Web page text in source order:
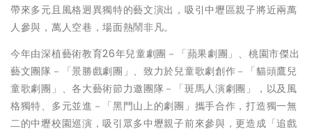
帶來多元且風格迥異獨特的藝文演出，吸引中壢區親子將近兩萬
人參與，萬人空巷，場面熱鬧非凡。
今年由深植藝術教育26年兒童劇團－「蘋果劇團」、桃園市傑出
藝文團隊－「景勝戲劇團」、致力於兒童歌劇創作－「貓頭鷹兒
童歌劇團」、各大藝術節力邀團隊－「斑馬人演劇團」，以及風
格獨特、多元並進－「黑門山上的劇團」攜手合作，打造獨一無
二的中壢校園巡演，吸引眾多中壢親子前來參與，更造成「追戲